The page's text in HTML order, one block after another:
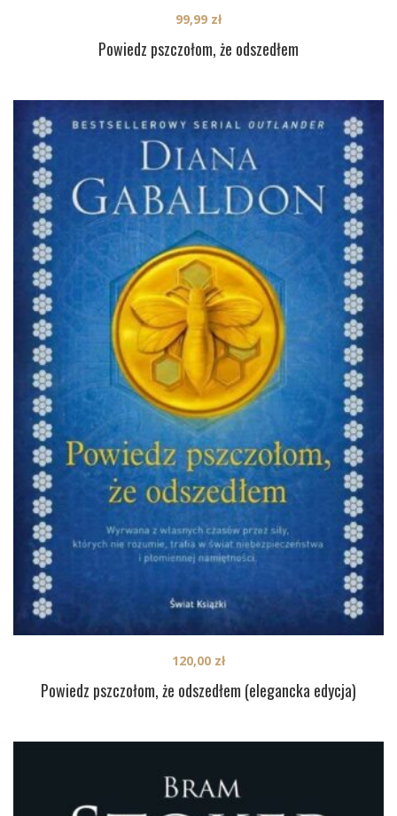
Powiedz pszczołom, że odszedłem
99,99 zł
Powiedz pszczołom, że odszedłem (elegancka edycja)
120,00 zł